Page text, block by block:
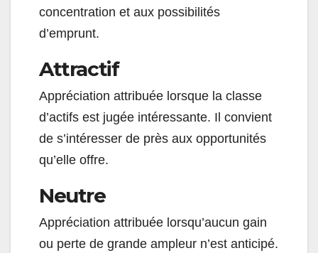
concentration et aux possibilités
d’emprunt.
Attractif
Appréciation attribuée lorsque la classe
d’actifs est jugée intéressante. Il convient
de s’intéresser de près aux opportunités
qu’elle offre.
Neutre
Appréciation attribuée lorsqu’aucun gain
ou perte de grande ampleur n’est anticipé.